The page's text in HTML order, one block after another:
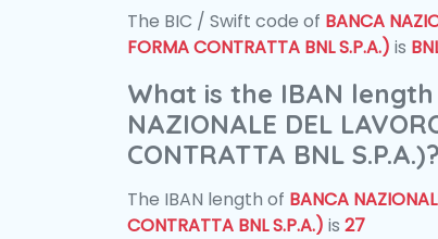
The BIC / Swift code of BANCA
FORMA CONTRATTA BNL S.P.A.) is
What is the IBAN
NAZIONALE DEL
CONTRATTA BNL S.P.A.)?
The IBAN length of BANCA
CONTRATTA BNL S.P.A.) is 27